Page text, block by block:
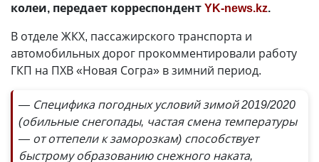
колеи, передает корреспондентYK-news.kz.
В отделе ЖКХ, пассажирского транспорта и
автомобильных дорог прокомментировали работу
ГКП на ПХВ «Новая Согра» в зимний период.
— Специфика погодных условий зимой 2019/2020
(обильные снегопады, частая смена температуры
— от оттепели к заморозкам) способствует
быстрому образованию снежного наката,